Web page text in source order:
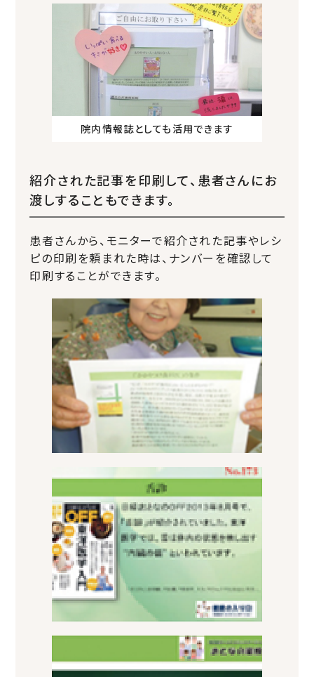
院内情報誌としても活用できます
紹介された記事を印刷して、患者さんにお
渡しすることもできます。
患者さんから、モニターで紹介された記事やレシ
ピの印刷を頼まれた時は、ナンバーを確認して
印刷することができます。